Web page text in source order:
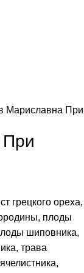
Мариславна При
При
грецкого ореха,
плоды
шиповника,
трава